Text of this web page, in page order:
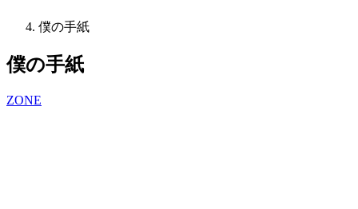
僕の手紙
僕の手紙
ZONE